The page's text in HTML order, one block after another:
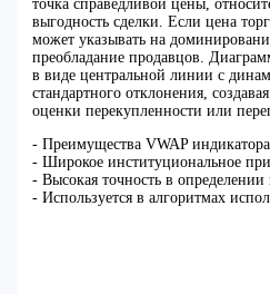
точка справедливой цены,
выгодность сделки. Если цена
может указывать на
преобладание продавцов.
в виде центральной линии с
стандартного отклонения,
оценки перекупленности или
- Преимущества VWAP
- Широкое институциональное
- Высокая точность в
- Используется в алгоритмах